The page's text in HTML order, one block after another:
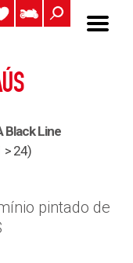
Black Line
> 24)
pintado de